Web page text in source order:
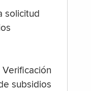
solicitud
subsidios